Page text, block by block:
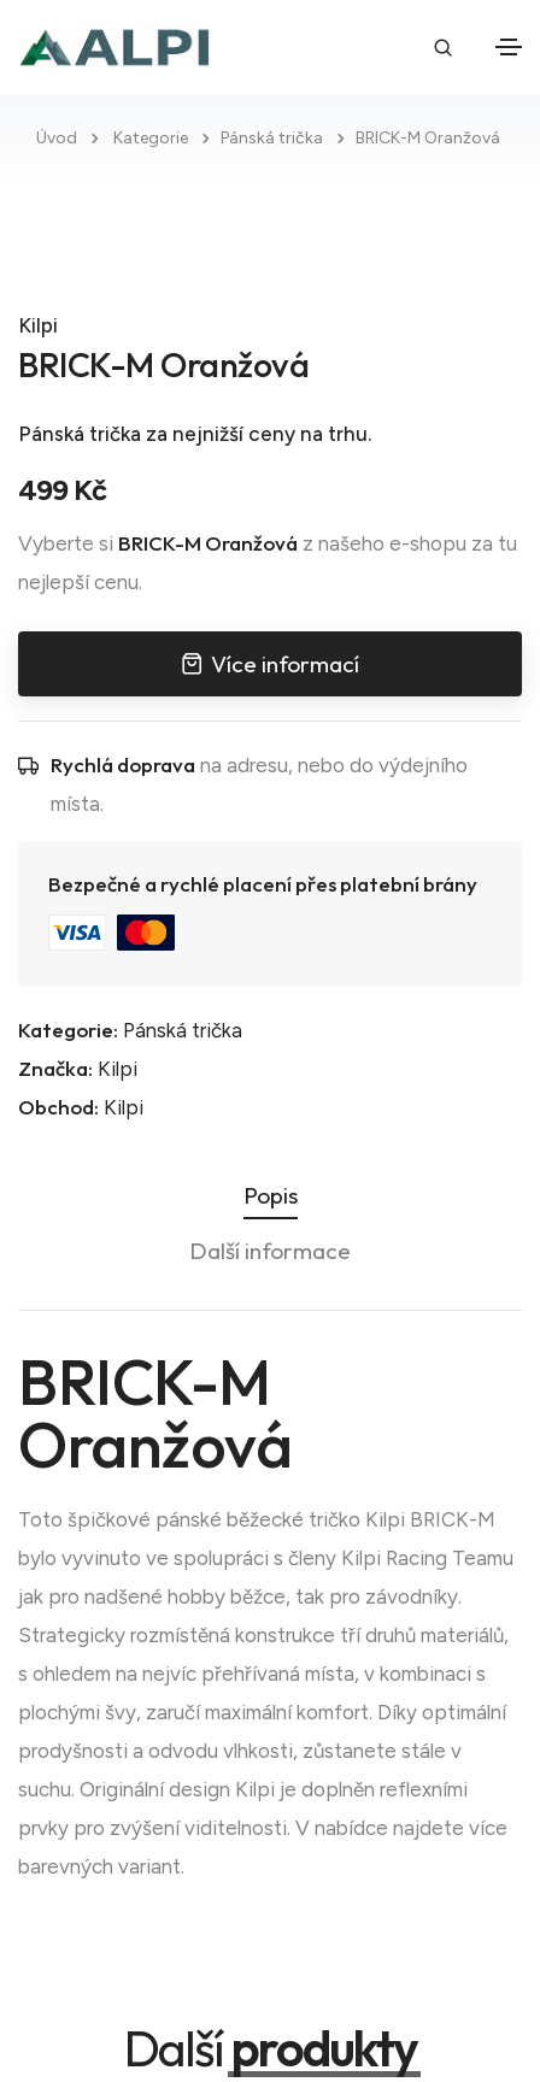
Úvod Kategorie Pánská trička BRICK-M Oranžová
Kilpi
BRICK-M Oranžová
Pánská trička za nejnižší ceny na trhu.
499 Kč
Vyberte si BRICK-M Oranžová z našeho e-shopu za tu
nejlepší cenu.
Více informací
Rychlá doprava na adresu, nebo do výdejního
místa.
Bezpečné a rychlé placení přes platební brány
Kategorie: Pánská trička
Značka: Kilpi
Obchod: Kilpi
Popis
Další informace
BRICK-M
Oranžová
Toto špičkové pánské běžecké tričko Kilpi BRICK-M
bylo vyvinuto ve spolupráci s členy Kilpi Racing Teamu
jak pro nadšené hobby běžce, tak pro závodníky.
Strategicky rozmístěná konstrukce tří druhů materiálů,
s ohledem na nejvíc přehřívaná místa, v kombinaci s
plochými švy, zaručí maximální komfort. Díky optimální
prodyšnosti a odvodu vlhkosti, zůstanete stále v
suchu. Originální design Kilpi je doplněn reflexními
prvky pro zvýšení viditelnosti. V nabídce najdete více
barevných variant.
Dalšíprodukty